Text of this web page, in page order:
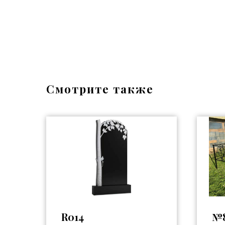
Смотрите также
R014